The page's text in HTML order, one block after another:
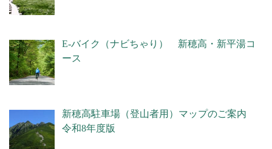
E-バイク（ナビちゃり） 新穂高・新平湯コ
ース
新穂高駐車場（登山者用）マップのご案内
令和8年度版